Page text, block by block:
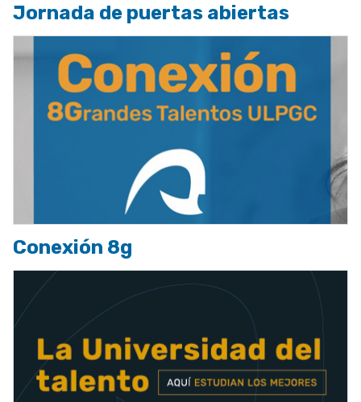
Jornada de puertas abiertas
Conexión 8g